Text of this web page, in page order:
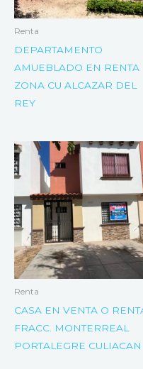
Renta
DEPARTAMENTO
AMUEBLADO EN RENTA
ZONA CU ALCAZAR DEL
REY
Renta
CASA EN VENTA O
FRACC. MONTERREAL
PORTALEGRE CULIACAN